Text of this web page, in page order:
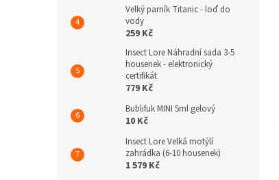
Velký parník Titanic - loď do
vody
259 Kč
Insect Lore Náhradní sada 3-5
housenek - elektronický
certifikát
779 Kč
Bublifuk MINI 5ml gelový
10 Kč
Insect Lore Velká motýlí
zahrádka (6-10 housenek)
1 579 Kč